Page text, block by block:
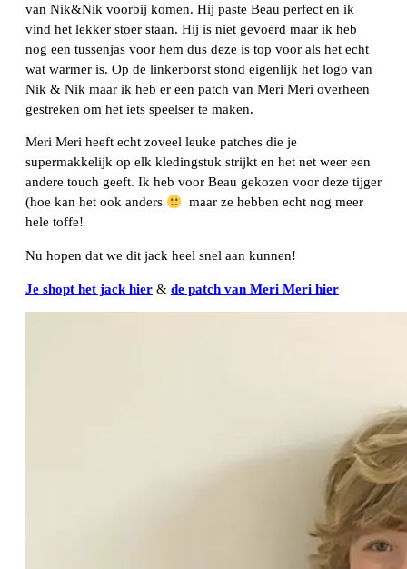
van Nik&Nik voorbij komen. Hij paste Beau perfect en ik
vind het lekker stoer staan. Hij is niet gevoerd maar ik heb
nog een tussenjas voor hem dus deze is top voor als het echt
wat warmer is. Op de linkerborst stond eigenlijk het logo van
Nik & Nik maar ik heb er een patch van Meri Meri overheen
gestreken om het iets speelser te maken.
Meri Meri heeft echt zoveel leuke patches die je
supermakkelijk op elk kledingstuk strijkt en het net weer een
andere touch geeft. Ik heb voor Beau gekozen voor deze tijger
(hoe kan het ook anders
maar ze hebben echt nog meer
hele toffe!
Nu hopen dat we dit jack heel snel aan kunnen!
Je shopt het jack hier & de patch van Meri Meri hier